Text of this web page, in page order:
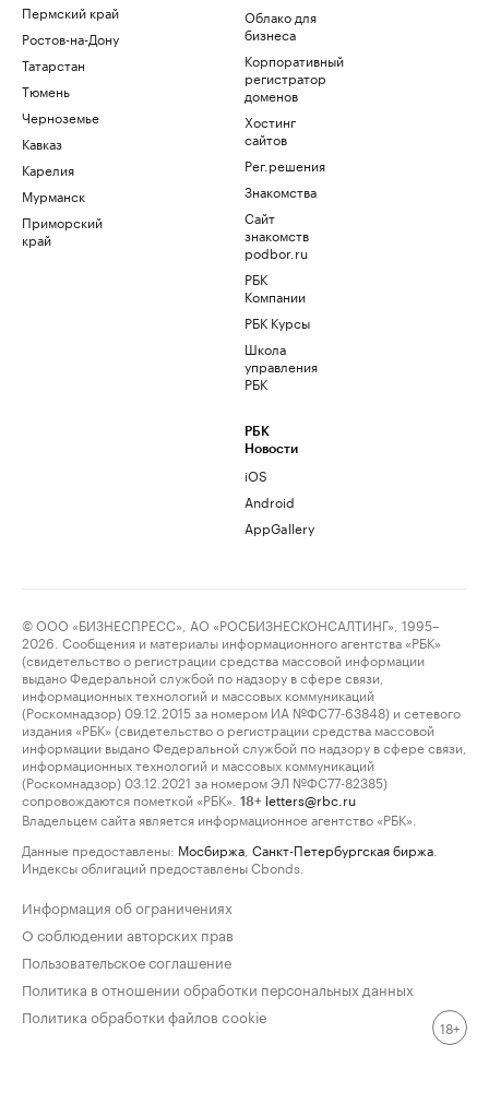
Пермский край
Ростов-на-Дону
Татарстан
Тюмень
Черноземье
Кавказ
Карелия
Мурманск
Приморский
край
Облако для
бизнеса
Корпоративный
регистратор
доменов
Хостинг
сайтов
Рег.решения
Знакомства
Сайт
знакомств
podbor.ru
РБК
Компании
РБК Курсы
Школа
управления
РБК
РБК
Новости
iOS
Android
AppGallery
© ООО «БИЗНЕСПРЕСС», АО «РОСБИЗНЕСКОНСАЛТИНГ», 1995–
2026. Сообщения и материалы информационного агентства «РБК»
(свидетельство о регистрации средства массовой информации
выдано Федеральной службой по надзору в сфере связи,
информационных технологий и массовых коммуникаций
(Роскомнадзор) 09.12.2015 за номером ИА №ФС77-63848) и сетевого
издания «РБК» (свидетельство о регистрации средства массовой
информации выдано Федеральной службой по надзору в сфере связи,
информационных технологий и массовых коммуникаций
(Роскомнадзор) 03.12.2021 за номером ЭЛ №ФС77-82385)
сопровождаются пометкой «РБК».
18+ letters@rbc.ru
Владельцем сайта является информационное агентство «РБК».
Данные предоставлены: Мосбиржа Санкт-Петербургская биржа
Индексы облигаций предоставлены Cbonds.
Информация об ограничениях
О соблюдении авторских прав
Пользовательское соглашение
Политика в отношении обработки персональных данных
Политика обработки файлов cookie
18+